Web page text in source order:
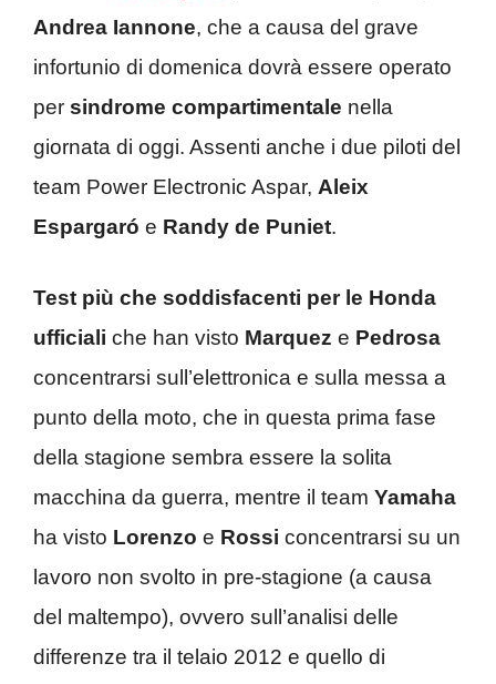
Andrea Iannone, che a causa del grave
infortunio di domenica dovrà essere operato
per sindrome compartimentale nella
giornata di oggi. Assenti anche i due piloti del
team Power Electronic Aspar, Aleix
Espargaró e Randy de Puniet.
Test più che soddisfacenti per le Honda
ufficiali che han visto Marquez e Pedrosa
concentrarsi sull’elettronica e sulla messa a
punto della moto, che in questa prima fase
della stagione sembra essere la solita
macchina da guerra, mentre il team Yamaha
ha visto Lorenzo e Rossi concentrarsi su un
lavoro non svolto in pre-stagione (a causa
del maltempo), ovvero sull’analisi delle
differenze tra il telaio 2012 e quello di